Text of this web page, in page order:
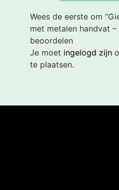
Wees de eerste om
met metalen handvat
beoordelen
Je moet ingelogd zijn
te plaatsen.